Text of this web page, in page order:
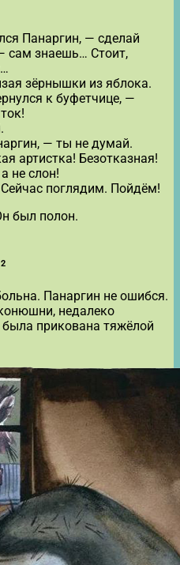
Панаргин, — сделай
сам знаешь… Стоит,
зёрнышки из яблока.
к буфетчице, —
— ты не думай.
артистка! Безотказная!
не слон!
поглядим. Пойдём!
был полон.
2
Панаргин не ошибся.
недалеко
прикована тяжёлой